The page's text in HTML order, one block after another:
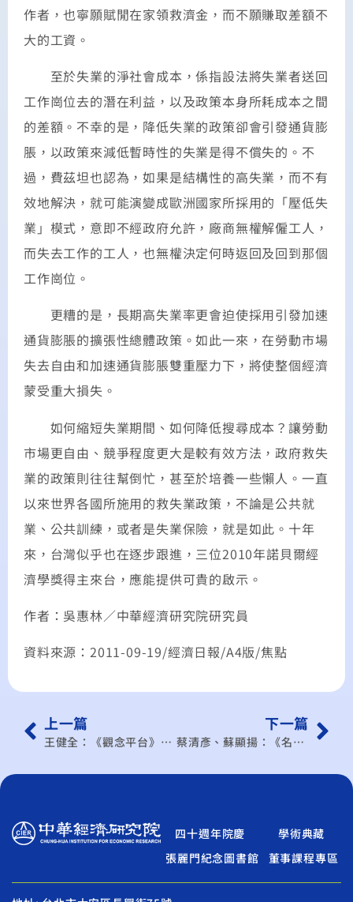
作者，也寧願賦閒在家領救濟金，而不願賺取差額不
大的工資。
至於失業的淨社會成本，係指設法將失業者送回
工作崗位去的潛在利益，以及政策本身所耗成本之間
的差額。不幸的是，降低失業的政策卻會引發通貨膨
脹，以政策來減低暫時性的失業是得不償失的。不
過，費茲坦也認為，如果是結構性的高失業，而不有
效地解決，就可能演變成歐洲國家所採用的「壓低失
業」模式，意即不經政府允許，廠商無權解僱工人，
而失去工作的工人，也無權決定何時返回及回到那個
工作崗位。
更糟的是，長期高失業率更會迫使採用引發加速
通貨膨脹的擴張性總體政策。如此一來，在勞動市場
失去自由和加速通貨膨脹雙重壓力下，將使整個經濟
蒙受重大損失。
如何縮短失業期間、如何降低搜尋成本？讓勞動
市場更自由、競爭程度更大是較有效方法，政府救失
業的政策則往往幫倒忙，甚至於培養一些懶人。一直
以來世界各國所施用的救失業政策，不論是公共就
業、公共訓練，或者是失業保險，就是如此。十年
來，台灣似乎也在逐步跟進，三位2010年諾貝爾經
濟學獎得主來台，應能提供可貴的啟示。
作者：吳惠林／中華經濟研究院研究員
資料來源：2011-09-19/經濟日報/A4版/焦點
上一篇
王健全：《觀念平台》泰國菜能，為何台菜不能？
下一篇
蔡清彥、蘇顯揚：《名家觀點》台日中 新黃金三角成形
四十週年院慶
學術典藏
張麗門紀念圖書館
董事課程專區